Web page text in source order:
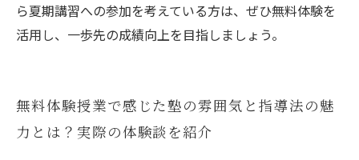
ら夏期講習への参加を考えている方は、ぜひ無料体験を
活用し、一歩先の成績向上を目指しましょう。
無料体験授業で感じた塾の雰囲気と指導法の魅
力とは？実際の体験談を紹介